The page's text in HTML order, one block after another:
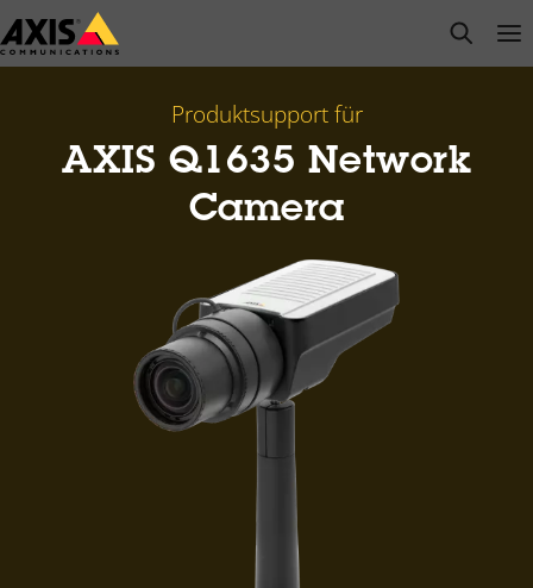
Zum
Hauptinhalt
open
Produktsupport für
AXIS Q1635 Network
Camera